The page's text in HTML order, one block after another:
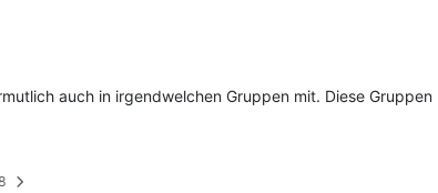
auch in irgendwelchen Gruppen mit. Diese